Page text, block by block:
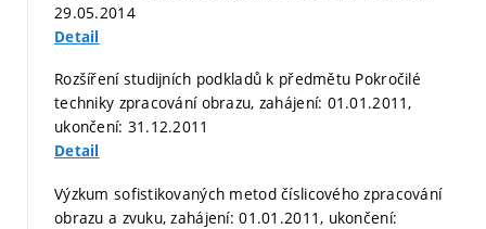
29.05.2014
Detail
Rozšíření studijních podkladů k předmětu Pokročilé
techniky zpracování obrazu, zahájení: 01.01.2011,
ukončení: 31.12.2011
Detail
Výzkum sofistikovaných metod číslicového zpracování
obrazu a zvuku, zahájení: 01.01.2011, ukončení: